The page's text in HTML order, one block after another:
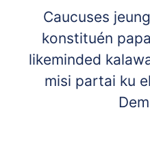
Caucuses
konstituén
likeminded
misi partai ku